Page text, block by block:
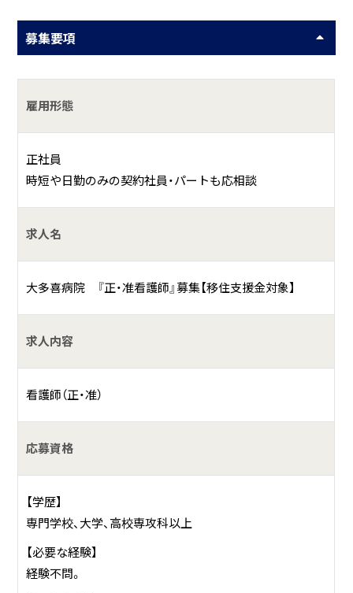
病床数／363床（精神療養病床263床・精神病床42床・療養病棟
ン科
外来休診日／土曜日、日曜日、祝日、年末年始
具体的には？
千葉県夷隅郡の田園風景に囲まれた「大多喜病院」は、精神科
医療に特化し、退院後の在宅生活を支える多様な関連施設を
害へのケアに特に力を注いでいます。
重症の救急患者様は少ないため、急性期病棟も慌ただしさは
な限り応えています。
リーズナブルな保育室・職員寮・駐車場・職員食堂などの福利
仕事と子育ての両立支援として、日勤常勤・時短勤務・パート
勤務に加えて、夜勤ナシ・土日休みで働ける「契約職員制度」
もあり、契約職員にもボーナスや有休が支給されるため、小
さなお子さんを持つママさん看護師に人気です。
募集要項
雇用形態
正社員
時短や日勤のみの契約社員・パートも応相談
求人名
大多喜病院 『正・准看護師』募集【移住支援金対象】
求人内容
看護師（正・准）
応募資格
【学歴】
専門学校、大学、高校専攻科以上
【必要な経験】
経験不問。